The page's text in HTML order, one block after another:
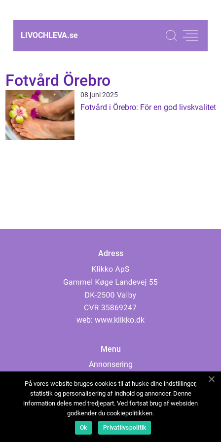
LIVOCHLEVA.se
Fotvård Örebro
08 juni 2025
Fotvård i Örebro: För en god livskvalitet
Adress
web: www.klikko.dk
Menu
Annonsering
Cookies
Kontakta oss
Sitemap
På vores website bruges cookies til at huske dine indstillinger,
statistik og personalisering af indhold og annoncer. Denne
information deles med tredjepart. Ved fortsat brug af websiden
godkender du cookiepolitikken.
Ok Privatlivspolitik